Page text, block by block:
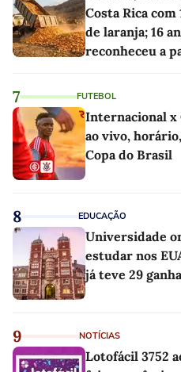
Costa Rica com
de laranja; 16
reconheceu a
7 FUTEBOL
Internacional x
ao vivo,
Copa do Brasil
8 EDUCAÇÃO
Universidade
estudar nos
já teve 29
9 NOTÍCIAS
Lotofácil 3752